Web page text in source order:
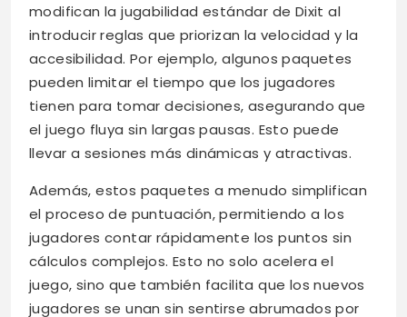
modifican la jugabilidad estándar de Dixit al
introducir reglas que priorizan la velocidad y la
accesibilidad. Por ejemplo, algunos paquetes
pueden limitar el tiempo que los jugadores
tienen para tomar decisiones, asegurando que
el juego fluya sin largas pausas. Esto puede
llevar a sesiones más dinámicas y atractivas.
Además, estos paquetes a menudo simplifican
el proceso de puntuación, permitiendo a los
jugadores contar rápidamente los puntos sin
cálculos complejos. Esto no solo acelera el
juego, sino que también facilita que los nuevos
jugadores se unan sin sentirse abrumados por